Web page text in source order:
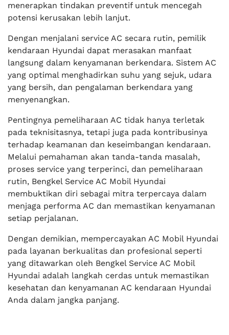
menerapkan tindakan preventif untuk mencegah
potensi kerusakan lebih lanjut.
Dengan menjalani service AC secara rutin, pemilik
kendaraan Hyundai dapat merasakan manfaat
langsung dalam kenyamanan berkendara. Sistem AC
yang optimal menghadirkan suhu yang sejuk, udara
yang bersih, dan pengalaman berkendara yang
menyenangkan.
Pentingnya pemeliharaan AC tidak hanya terletak
pada teknisitasnya, tetapi juga pada kontribusinya
terhadap keamanan dan keseimbangan kendaraan.
Melalui pemahaman akan tanda-tanda masalah,
proses service yang terperinci, dan pemeliharaan
rutin, Bengkel Service AC Mobil Hyundai
membuktikan diri sebagai mitra terpercaya dalam
menjaga performa AC dan memastikan kenyamanan
setiap perjalanan.
Dengan demikian, mempercayakan AC Mobil Hyundai
pada layanan berkualitas dan profesional seperti
yang ditawarkan oleh Bengkel Service AC Mobil
Hyundai adalah langkah cerdas untuk memastikan
kesehatan dan kenyamanan AC kendaraan Hyundai
Anda dalam jangka panjang.